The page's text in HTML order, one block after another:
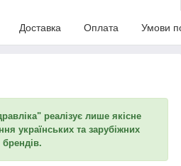
Доставка Оплата Умови
реалізує лише якісне
українських та зарубіжних
брендів.